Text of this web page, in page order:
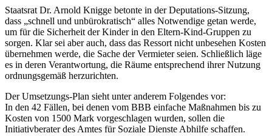
Staatsrat Dr. Arnold Knigge betonte in der Deputations-Sitzung,
dass „schnell und unbürokratisch“ alles Notwendige getan werde,
um für die Sicherheit der Kinder in den Eltern-Kind-Gruppen zu
sorgen. Klar sei aber auch, dass das Ressort nicht unbesehen Kosten
übernehmen werde, die Sache der Vermieter seien. Schließlich läge
es in deren Verantwortung, die Räume entsprechend ihrer Nutzung
ordnungsgemäß herzurichten.
Der Umsetzungs-Plan sieht unter anderem Folgendes vor:
In den 42 Fällen, bei denen vom BBB einfache Maßnahmen bis zu
Kosten von 1500 Mark vorgeschlagen wurden, sollen die
Initiativberater des Amtes für Soziale Dienste Abhilfe schaffen.